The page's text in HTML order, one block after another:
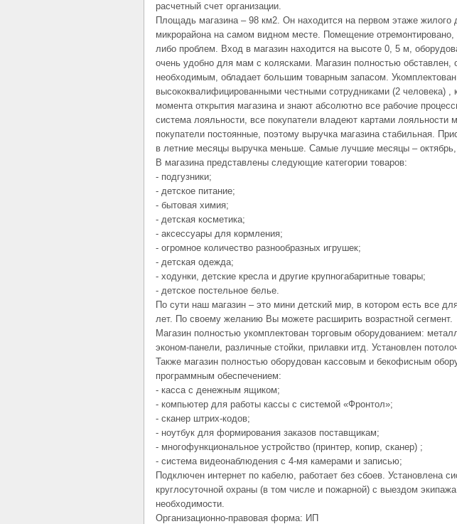
расчетный счет организации.
Площадь магазина – 98 км2. Он находится на первом этаже жилого
микрорайона на самом видном месте. Помещение отремонтировано,
либо проблем. Вход в магазин находится на высоте 0, 5 м,
очень удобно для мам с колясками. Магазин полностью обставлен,
необходимым, обладает большим товарным запасом. Укомплектован
высококвалифицированными честными сотрудниками (2 человека) ,
момента открытия магазина и знают абсолютно все рабочие
система лояльности, все покупатели владеют картами лояльности
покупатели постоянные, поэтому выручка магазина стабильная.
в летние месяцы выручка меньше. Самые лучшие месяцы – октябрь,
В магазина представлены следующие категории товаров:
- подгузники;
- детское питание;
- бытовая химия;
- детская косметика;
- аксессуары для кормления;
- огромное количество разнообразных игрушек;
- детская одежда;
- ходунки, детские кресла и другие крупногабаритные товары;
- детское постельное белье.
По сути наш магазин – это мини детский мир, в котором есть все
лет. По своему желанию Вы можете расширить возрастной сегмент.
Магазин полностью укомплектован торговым оборудованием:
эконом-панели, различные стойки, прилавки итд. Установлен
Также магазин полностью оборудован кассовым и бекофисным
программным обеспечением:
- касса с денежным ящиком;
- компьютер для работы кассы с системой «Фронтол»;
- сканер штрих-кодов;
- ноутбук для формирования заказов поставщикам;
- многофункциональное устройство (принтер, копир, сканер) ;
- система видеонаблюдения с 4-мя камерами и записью;
Подключен интернет по кабелю, работает без сбоев. Установлена
круглосуточной охраны (в том числе и пожарной) с выездом
необходимости.
Организационно-правовая форма: ИП